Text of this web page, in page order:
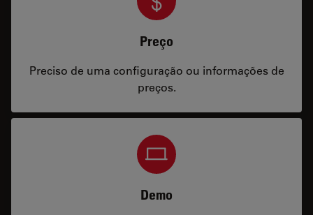
Preço
Preciso de uma configuração ou informações de
preços.
Demo